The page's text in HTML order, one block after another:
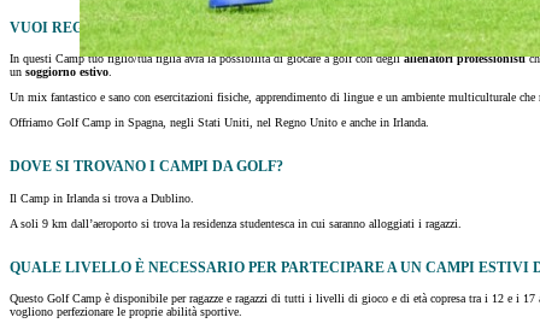
VUOI REGALARE UN SOGGIORNO INDIMENTICABILE A TUO FIGLIO/TUA
In questi Camp tuo figlio/tua figlia avrà la possibilità di giocare a golf con degliallenatori professionisti
un soggiorno estivo.
Un mix fantastico e sano con esercitazioni fisiche, apprendimento di lingue e un ambiente multiculturale
Offriamo Golf Camp in Spagna, negli Stati Uniti, nel Regno Unito e anche in Irlanda.
DOVE SI TROVANO I CAMPI DA GOLF?
Il Camp in Irlanda si trova a Dublino.
A soli 9 km dall’aeroporto si trova la residenza studentesca in cui saranno alloggiati i ragazzi.
QUALE LIVELLO È NECESSARIO PER PARTECIPARE A UN CAMPI ESTIVI
Questo Golf Camp è disponibile per ragazze e ragazzi di tutti i livelli di gioco e di età copresa tra i 12 e i 17
vogliono perfezionare le proprie abilità sportive.